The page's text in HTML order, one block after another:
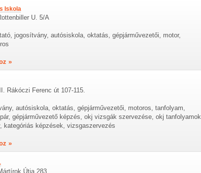
Iskola
U. 5/A
jogosítvány, autósiskola, oktatás, gépjárművezetői, motor,
»
Rákóczi Ferenc út 107-115.
autósiskola, oktatás, gépjárművezetői, motoros, tanfolyam,
gépjárművezető képzés, okj vizsgák szervezése, okj tanfolyamok,
kategóriás képzések, vizsgaszervezés
»
Útja 283.